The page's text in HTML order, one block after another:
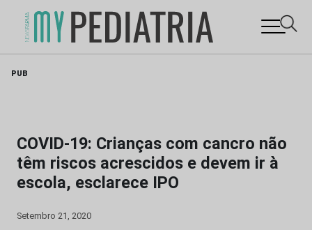
PUB
COVID-19: Crianças com cancro não
têm riscos acrescidos e devem ir à
escola, esclarece IPO
Setembro 21, 2020